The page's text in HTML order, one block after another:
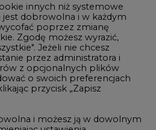
innych niż systemowe
dobrowolna i w każdym
poprzez zmianę
Zgodę możesz wyrazić,
Jeżeli nie chcesz
przez administratora i
z opcjonalnych plików
o swoich preferencjach
przycisk „Zapisz
i możesz ją w dowolnym